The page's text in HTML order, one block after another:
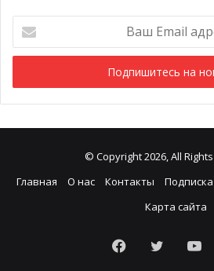
Email
адрес
© Copyright 2026, All
Главная
О нас Контакты
Карта сайта
Facebook
Twitter